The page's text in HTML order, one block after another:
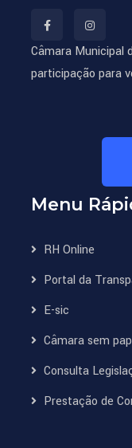
Câmara Municipal
participação para
Menu
RH Online
Portal da
E-sic
Câmara sem
Consulta
Prestação de